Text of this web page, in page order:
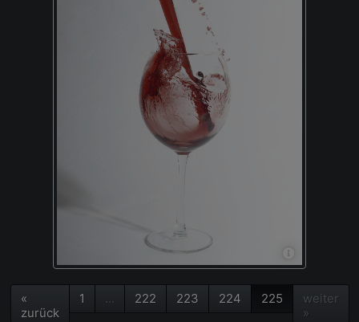
«
zurück
1 … 222 223 224 225
weiter
»